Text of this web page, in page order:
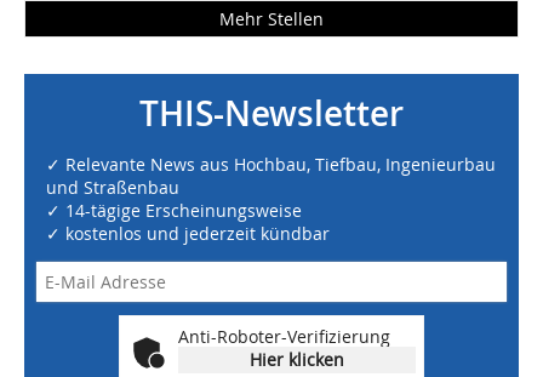
Mehr Stellen
THIS-Newsletter
✓ Relevante News aus Hochbau, Tiefbau, Ingenieurbau
und Straßenbau
✓ 14-tägige Erscheinungsweise
✓ kostenlos und jederzeit kündbar
Anti-Roboter-Verifizierung
Hier klicken